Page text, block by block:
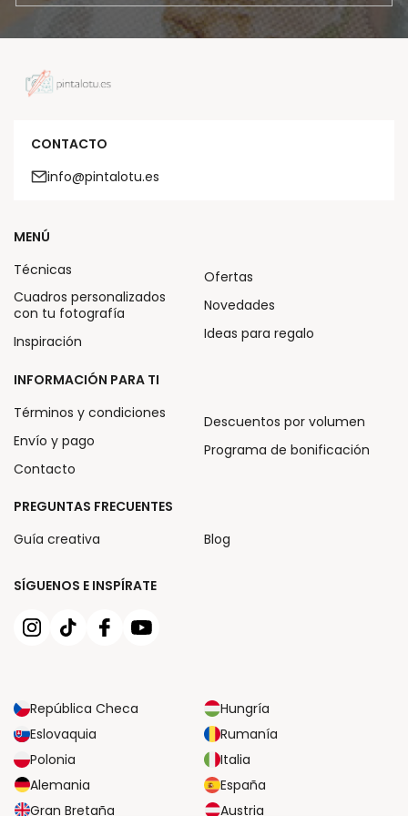
CONTACTO
info@pintalotu.es
SÍGUENOS E INSPÍRATE
República Checa
Hungría
Eslovaquia
Rumanía
Polonia
Italia
Alemania
España
Gran Bretaña
Austria
MENÚ
Técnicas
Cuadros personalizados
con tu fotografía
Inspiración
Ofertas
Novedades
Ideas para regalo
INFORMACIÓN PARA TI
Términos y condiciones
Envío y pago
Contacto
Descuentos por volumen
Programa de bonificación
PREGUNTAS FRECUENTES
Guía creativa
Blog